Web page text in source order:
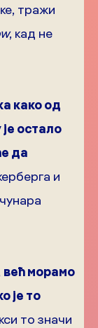
тражи
, кад не
како од
остало
да
и
већ морамо
је то
то значи